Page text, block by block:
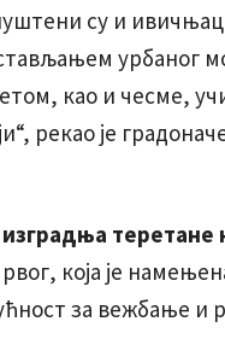
су и
урбаног
као и чесме,
рекао је
изградња теретане
која је
за вежбање и